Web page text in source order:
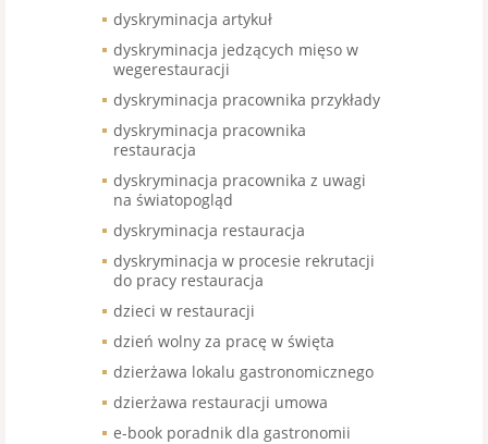
dyskryminacja artykuł
dyskryminacja jedzących mięso w
wegerestauracji
dyskryminacja pracownika przykłady
dyskryminacja pracownika
restauracja
dyskryminacja pracownika z uwagi
na światopogląd
dyskryminacja restauracja
dyskryminacja w procesie rekrutacji
do pracy restauracja
dzieci w restauracji
dzień wolny za pracę w święta
dzierżawa lokalu gastronomicznego
dzierżawa restauracji umowa
e-book poradnik dla gastronomii